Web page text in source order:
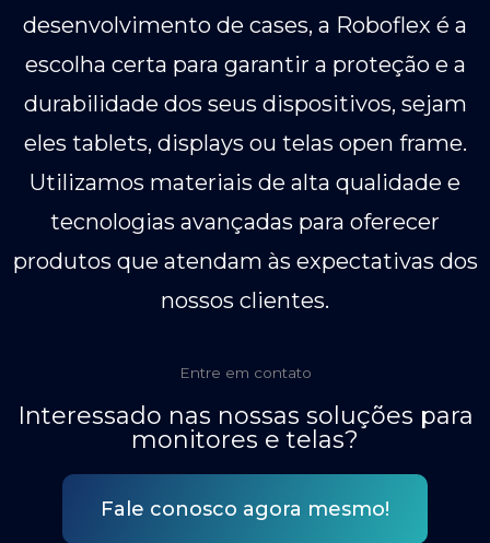
desenvolvimento de cases, a Roboflex é a
escolha certa para garantir a proteção e a
durabilidade dos seus dispositivos, sejam
eles tablets, displays ou telas open frame.
Utilizamos materiais de alta qualidade e
tecnologias avançadas para oferecer
produtos que atendam às expectativas dos
nossos clientes.
Entre em contato
Interessado nas nossas soluções para
monitores e telas?
Fale conosco agora mesmo!